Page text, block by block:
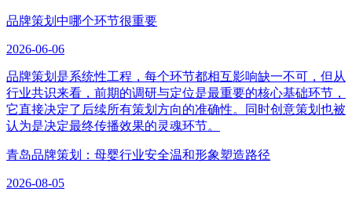
品牌策划中哪个环节很重要
2026-06-06
品牌策划是系统性工程，每个环节都相互影响缺一不可，但从
行业共识来看，前期的调研与定位是最重要的核心基础环节，
它直接决定了后续所有策划方向的准确性。同时创意策划也被
认为是决定最终传播效果的灵魂环节。
青岛品牌策划：母婴行业安全温和形象塑造路径
2026-08-05